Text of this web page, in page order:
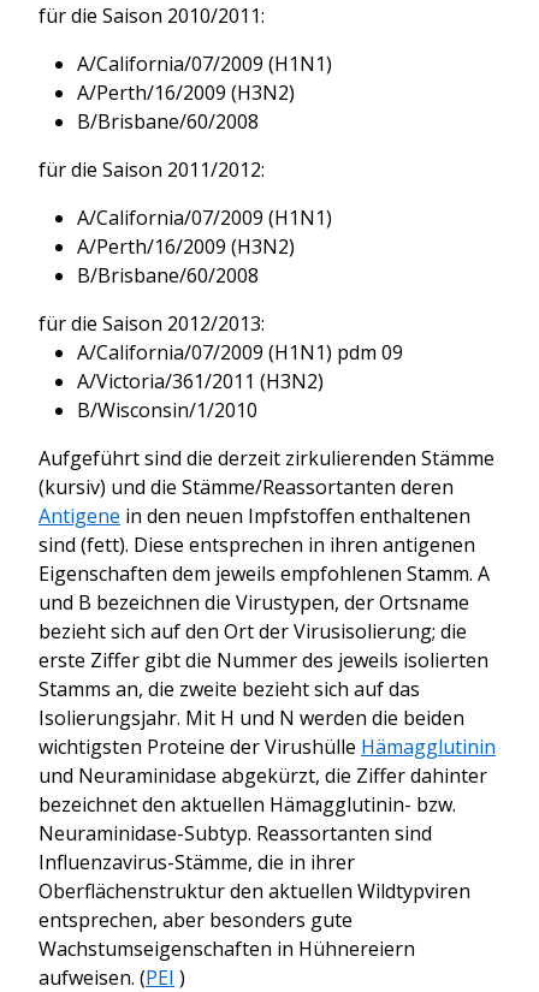
für die Saison 2010/2011:
A/California/07/2009 (H1N1)
A/Perth/16/2009 (H3N2)
B/Brisbane/60/2008
für die Saison 2011/2012:
A/California/07/2009 (H1N1)
A/Perth/16/2009 (H3N2)
B/Brisbane/60/2008
für die Saison 2012/2013:
A/California/07/2009 (H1N1) pdm 09
A/Victoria/361/2011 (H3N2)
B/Wisconsin/1/2010
Aufgeführt sind die derzeit zirkulierenden Stämme
(kursiv) und die Stämme/Reassortanten deren
Antigene in den neuen Impfstoffen enthaltenen
sind (fett). Diese entsprechen in ihren antigenen
Eigenschaften dem jeweils empfohlenen Stamm. A
und B bezeichnen die Virustypen, der Ortsname
bezieht sich auf den Ort der Virusisolierung; die
erste Ziffer gibt die Nummer des jeweils isolierten
Stamms an, die zweite bezieht sich auf das
Isolierungsjahr. Mit H und N werden die beiden
wichtigsten Proteine der Virushülle Hämagglutinin
und Neuraminidase abgekürzt, die Ziffer dahinter
bezeichnet den aktuellen Hämagglutinin- bzw.
Neuraminidase-Subtyp. Reassortanten sind
Influenzavirus-Stämme, die in ihrer
Oberflächenstruktur den aktuellen Wildtypviren
entsprechen, aber besonders gute
Wachstumseigenschaften in Hühnereiern
aufweisen. (PEI )